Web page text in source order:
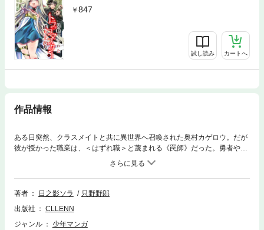
847
試し読み カートへ
作品情報
ある日突然、クラスメイトと共に異世界へ召喚された奥村カゲロウ。だが
彼が授かった職業は、＜はずれ職＞と蔑まれる《罠師》だった。勇者や剣
士が称賛される中、役立たずとして見捨てられ、やがて仲間たちに裏切ら
れたカゲロウはダンジョン深層へ突き落とされてしまう。死を覚悟したそ
の先で出会ったのは、結晶に封印された魔王・アルエル。理不尽な世界の
真実を知ったカゲロウは彼女と契約し、眠っていた力を覚醒させる。制限
へと進化していく──。見捨てられた＜はずれ職＞が理不尽に抗う、成り
上がり最強無双ファンタジー！！
著者 日之影ソラ
只野野郎
出版社
CLLENN
ジャンル
少年マンガ